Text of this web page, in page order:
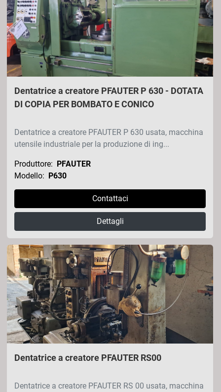
Dentatrice a creatore PFAUTER P 630 - DOTATA
DI COPIA PER BOMBATO E CONICO
Dentatrice a creatore PFAUTER P 630 usata, macchina
utensile industriale per la produzione di ing...
Produttore: PFAUTER
Modello: P630
Contattaci
Dettagli
Dentatrice a creatore PFAUTER RS00
Dentatrice a creatore PFAUTER RS 00 usata, macchina